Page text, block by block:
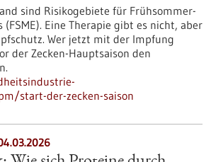
sind Risikogebiete für Frühsommer-
Eine Therapie gibt es nicht, aber
Wer jetzt mit der Impfung
der Zecken-Hauptsaison den
start-der-zecken-saison